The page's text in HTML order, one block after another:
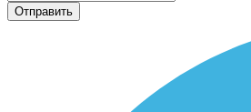
Отправить